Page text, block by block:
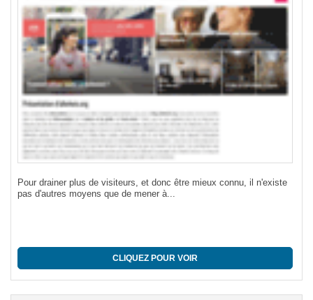
Pour drainer plus de visiteurs, et donc être mieux connu, il n'existe
pas d'autres moyens que de mener à...
CLIQUEZ POUR VOIR